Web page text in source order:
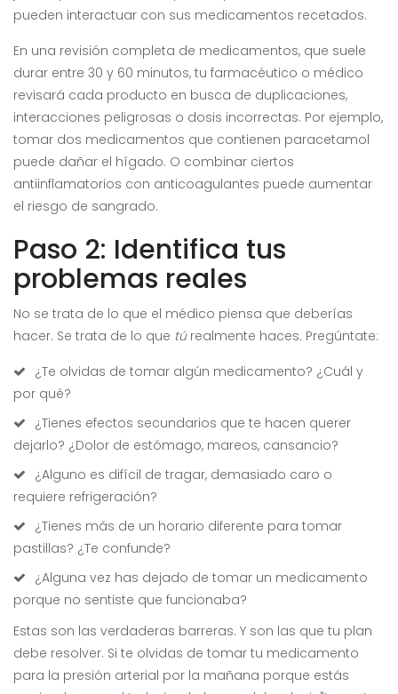
pueden interactuar con sus medicamentos recetados.
En una revisión completa de medicamentos, que suele
durar entre 30 y 60 minutos, tu farmacéutico o médico
revisará cada producto en busca de duplicaciones,
interacciones peligrosas o dosis incorrectas. Por ejemplo,
tomar dos medicamentos que contienen paracetamol
puede dañar el hígado. O combinar ciertos
antiinflamatorios con anticoagulantes puede aumentar
el riesgo de sangrado.
Paso 2: Identifica tus
problemas reales
No se trata de lo que el médico piensa que deberías
hacer. Se trata de lo que túrealmente haces. Pregúntate:
¿Te olvidas de tomar algún medicamento? ¿Cuál y
por qué?
¿Tienes efectos secundarios que te hacen querer
dejarlo? ¿Dolor de estómago, mareos, cansancio?
¿Alguno es difícil de tragar, demasiado caro o
requiere refrigeración?
¿Tienes más de un horario diferente para tomar
pastillas? ¿Te confunde?
¿Alguna vez has dejado de tomar un medicamento
porque no sentiste que funcionaba?
Estas son las verdaderas barreras. Y son las que tu plan
debe resolver. Si te olvidas de tomar tu medicamento
para la presión arterial por la mañana porque estás